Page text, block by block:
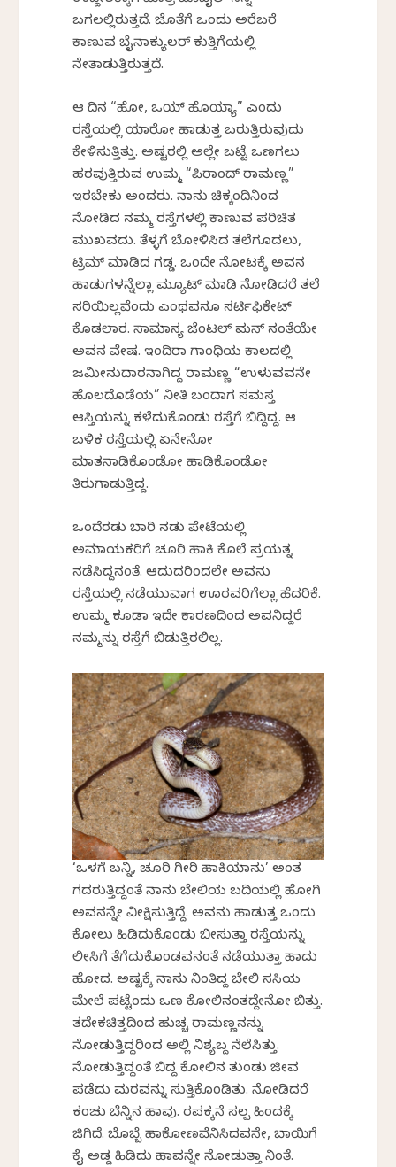
ಬಗಲಲ್ಲಿರುತ್ತದೆ. ಜೊತೆಗೆ ಒಂದು ಅರೆಬರೆ
ಕಾಣುವ ಬೈನಾಕ್ಯುಲರ್ ಕುತ್ತಿಗೆಯಲ್ಲಿ
ನೇತಾಡುತ್ತಿರುತ್ತದೆ.
ಆ ದಿನ “ಹೋ, ಒಯ್ ಹೊಯ್ಯಾ” ಎಂದು
ರಸ್ತೆಯಲ್ಲಿ ಯಾರೋ ಹಾಡುತ್ತ ಬರುತ್ತಿರುವುದು
ಕೇಳಿಸುತ್ತಿತ್ತು. ಅಷ್ಟರಲ್ಲಿ ಅಲ್ಲೇ ಬಟ್ಟೆ ಒಣಗಲು
ಹರವುತ್ತಿರುವ ಉಮ್ಮ “ಪಿರಾಂದ್ ರಾಮಣ್ಣ”
ಇರಬೇಕು ಅಂದರು. ನಾನು ಚಿಕ್ಕಂದಿನಿಂದ
ನೋಡಿದ ನಮ್ಮ ರಸ್ತೆಗಳಲ್ಲಿ ಕಾಣುವ ಪರಿಚಿತ
ಮುಖವದು. ತೆಳ್ಳಗೆ ಬೋಳಿಸಿದ ತಲೆಗೂದಲು,
ಟ್ರಿಮ್ ಮಾಡಿದ ಗಡ್ಡ. ಒಂದೇ ನೋಟಕ್ಕೆ ಅವನ
ಹಾಡುಗಳನ್ನೆಲ್ಲಾ ಮ್ಯೂಟ್ ಮಾಡಿ ನೋಡಿದರೆ ತಲೆ
ಸರಿಯಿಲ್ಲವೆಂದು ಎಂಥವನೂ ಸರ್ಟಿಫಿಕೇಟ್
ಕೊಡಲಾರ. ಸಾಮಾನ್ಯ ಜೆಂಟಲ್ ಮನ್ ನಂತೆಯೇ
ಅವನ ವೇಷ. ಇಂದಿರಾ ಗಾಂಧಿಯ ಕಾಲದಲ್ಲಿ
ಜಮೀನುದಾರನಾಗಿದ್ದ ರಾಮಣ್ಣ “ಉಳುವವನೇ
ಹೊಲದೊಡೆಯ” ನೀತಿ ಬಂದಾಗ ಸಮಸ್ತ
ಆಸ್ತಿಯನ್ನು ಕಳೆದುಕೊಂಡು ರಸ್ತೆಗೆ ಬಿದ್ದಿದ್ದ. ಆ
ಬಳಿಕ ರಸ್ತೆಯಲ್ಲಿ ಏನೇನೋ
ಮಾತನಾಡಿಕೊಂಡೋ ಹಾಡಿಕೊಂಡೋ
ತಿರುಗಾಡುತ್ತಿದ್ದ.
ಒಂದೆರಡು ಬಾರಿ ನಡು ಪೇಟೆಯಲ್ಲಿ
ಅಮಾಯಕರಿಗೆ ಚೂರಿ ಹಾಕಿ ಕೊಲೆ ಪ್ರಯತ್ನ
ನಡೆಸಿದ್ದನಂತೆ. ಆದುದರಿಂದಲೇ ಅವನು
ರಸ್ತೆಯಲ್ಲಿ ನಡೆಯುವಾಗ ಊರವರಿಗೆಲ್ಲಾ ಹೆದರಿಕೆ.
ಉಮ್ಮ ಕೂಡಾ ಇದೇ ಕಾರಣದಿಂದ ಅವನಿದ್ದರೆ
ನಮ್ಮನ್ನು ರಸ್ತೆಗೆ ಬಿಡುತ್ತಿರಲಿಲ್ಲ.
‘ಒಳಗೆ ಬನ್ನಿ, ಚೂರಿ ಗೀರಿ ಹಾಕಿಯಾನು’ ಅಂತ
ಗದರುತ್ತಿದ್ದಂತೆ ನಾನು ಬೇಲಿಯ ಬದಿಯಲ್ಲಿ ಹೋಗಿ
ಅವನನ್ನೇ ವೀಕ್ಷಿಸುತ್ತಿದ್ದೆ. ಅವನು ಹಾಡುತ್ತ ಒಂದು
ಕೋಲು ಹಿಡಿದುಕೊಂಡು ಬೀಸುತ್ತಾ ರಸ್ತೆಯನ್ನು
ಲೀಸಿಗೆ ತೆಗೆದುಕೊಂಡವನಂತೆ ನಡೆಯುತ್ತಾ ಹಾದು
ಹೋದ. ಅಷ್ಟಕ್ಕೆ ನಾನು ನಿಂತಿದ್ದ ಬೇಲಿ ಸಸಿಯ
ಮೇಲೆ ಪಟ್ಟೆಂದು ಒಣ ಕೋಲಿನಂತದ್ದೇನೋ ಬಿತ್ತು.
ತದೇಕಚಿತ್ತದಿಂದ ಹುಚ್ಚ ರಾಮಣ್ಣನನ್ನು
ನೋಡುತ್ತಿದ್ದರಿಂದ ಅಲ್ಲಿ ನಿಶ್ಯಬ್ದ ನೆಲೆಸಿತ್ತು.
ನೋಡುತ್ತಿದ್ದಂತೆ ಬಿದ್ದ ಕೋಲಿನ ತುಂಡು ಜೀವ
ಪಡೆದು ಮರವನ್ನು ಸುತ್ತಿಕೊಂಡಿತು. ನೋಡಿದರೆ
ಕಂಚು ಬೆನ್ನಿನ ಹಾವು. ರಪಕ್ಕನೆ ಸ್ವಲ್ಪ ಹಿಂದಕ್ಕೆ
ಜಿಗಿದೆ. ಬೊಬ್ಬೆ ಹಾಕೋಣವೆನಿಸಿದವನೇ, ಬಾಯಿಗೆ
ಕೈ ಅಡ್ಡ ಹಿಡಿದು ಹಾವನ್ನೇ ನೋಡುತ್ತಾ ನಿಂತೆ.